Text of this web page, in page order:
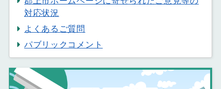
対応状況
よくあるご質問
パブリックコメント